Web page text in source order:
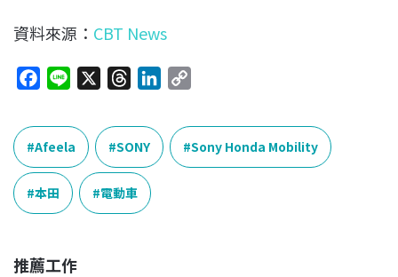
資料來源： CBT News
c
e
b
o
o
n
e
r
e
a
d
s
k
p
y
L
Afeela SONY Sony Honda Mobility
本田 電動車
推薦工作